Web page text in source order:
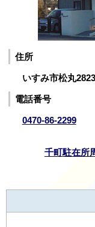
住所
いすみ市松丸
電話番号
0470-86-2299
千町駐在所